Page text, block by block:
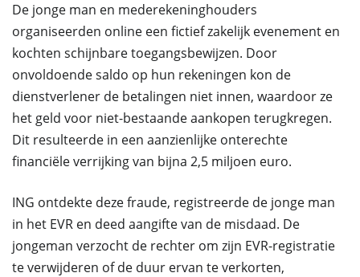
De jonge man en mederekeninghouders
organiseerden online een fictief zakelijk evenement en
kochten schijnbare toegangsbewijzen. Door
onvoldoende saldo op hun rekeningen kon de
dienstverlener de betalingen niet innen, waardoor ze
het geld voor niet-bestaande aankopen terugkregen.
Dit resulteerde in een aanzienlijke onterechte
financiële verrijking van bijna 2,5 miljoen euro.
ING ontdekte deze fraude, registreerde de jonge man
in het EVR en deed aangifte van de misdaad. De
jongeman verzocht de rechter om zijn EVR-registratie
te verwijderen of de duur ervan te verkorten,